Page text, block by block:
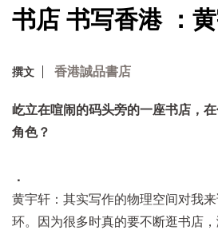
书店 书写香港 ：
撰文 香港誠品書店
屹立在喧闹的码头旁的一座书店，
角色？
．
黄宇轩：其实写作的物理空间对我
环。因为很多时真的要不断逛书店